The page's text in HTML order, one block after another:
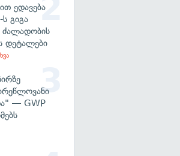
ედავება
გიგა
ძალადობის
დეტალები
— GWP